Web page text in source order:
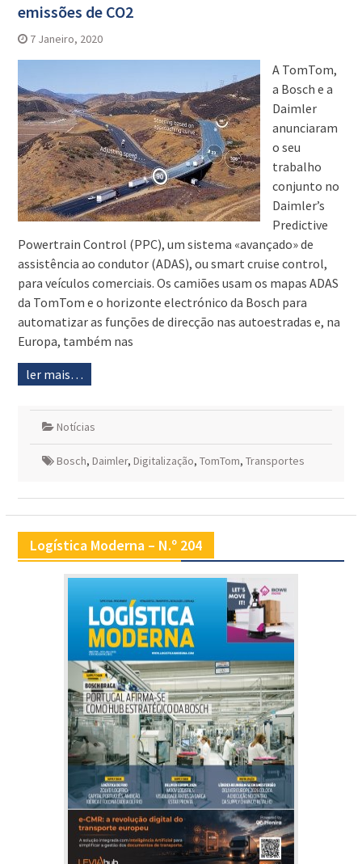
emissões de CO2
7 Janeiro, 2020
A TomTom,
a Bosch e a
Daimler
anunciaram
o seu
trabalho
conjunto no
Daimler’s
Predictive
Powertrain Control (PPC), um sistema «avançado» de
assistência ao condutor (ADAS), ou smart cruise control,
para veículos comerciais. Os camiões usam os mapas ADAS
da TomTom e o horizonte electrónico da Bosch para
automatizar as funções de direcção nas autoestradas e, na
Europa, também nas
ler mais…
Notícias
Bosch, Daimler, Digitalização, TomTom, Transportes
Logística Moderna – N.º 204